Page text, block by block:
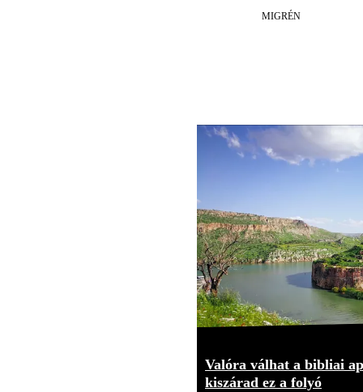
MIGRÉN
Valóra válhat a bibliai
kiszárad ez a folyó